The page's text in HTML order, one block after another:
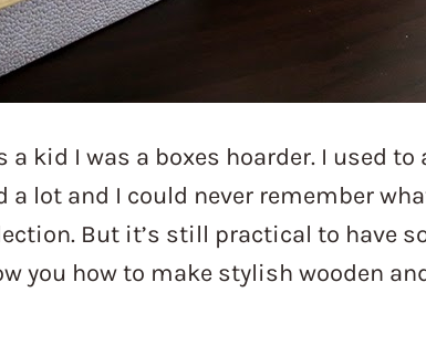
a kid I was a boxes hoarder. I used
a lot and I could never remember
But it’s still practical to have
you how to make stylish wooden